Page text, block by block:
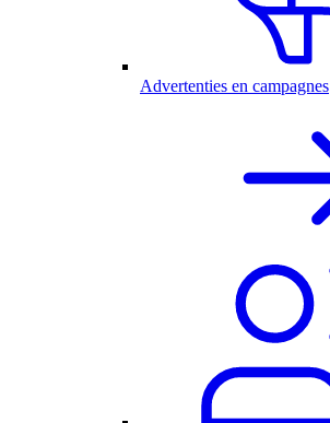
Advertenties en campagnes